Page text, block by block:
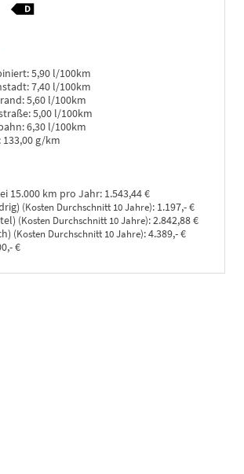
5,90 l/100km
7,40 l/100km
5,60 l/100km
5,00 l/100km
6,30 l/100km
133,00 g/km
15.000 km pro Jahr: 1.543,44 €
(Kosten Durchschnitt 10 Jahre): 1.197,- €
(Kosten Durchschnitt 10 Jahre):2.842,88 €
(Kosten Durchschnitt 10 Jahre):4.389,- €
€